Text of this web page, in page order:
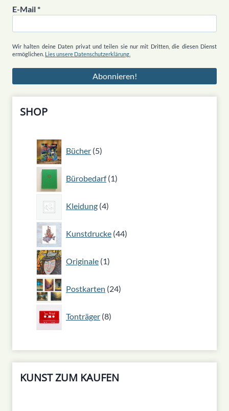
E-Mail*
Wir halten deine Daten privat und teilen sie nur mit Dritten, die diesen Dienst
ermöglichen. Lies unsere Datenschutzerklärung.
SHOP
Bücher 5
5
Produkte
Bürobedarf 1
1
Produkt
Kleidung 4
4
Produkte
Kunstdrucke 44
44
Produkte
Originale 1
1
Produkt
Postkarten 24
24
Produkte
Tonträger 8
8
Produkte
KUNST ZUM KAUFEN